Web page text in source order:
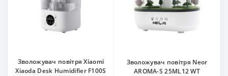
Зволожувач повітря Xiaomi
Xiaoda Desk Humidifier F100S
Зволожувач повітря Neor
AROMA-S 25ML12 WT